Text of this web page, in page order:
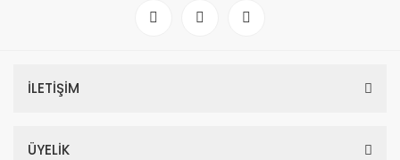
İLETİŞİM
ÜYELİK